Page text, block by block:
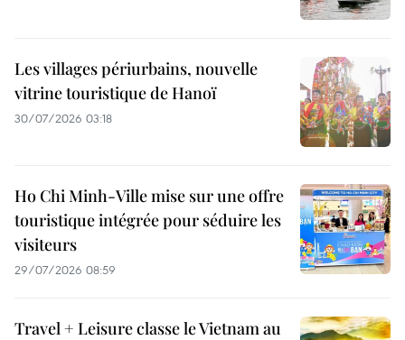
Les villages périurbains, nouvelle
vitrine touristique de Hanoï
30/07/2026 03:18
Ho Chi Minh-Ville mise sur une offre
touristique intégrée pour séduire les
visiteurs
29/07/2026 08:59
Travel + Leisure classe le Vietnam au